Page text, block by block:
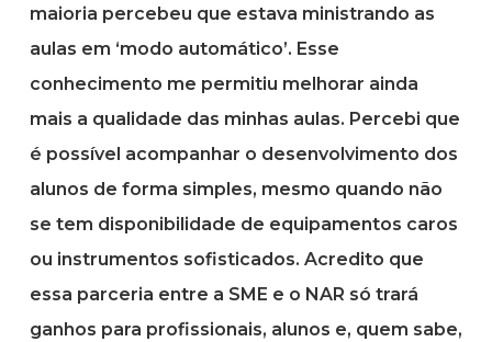
maioria percebeu que estava ministrando as
aulas em ‘modo automático’. Esse
conhecimento me permitiu melhorar ainda
mais a qualidade das minhas aulas. Percebi que
é possível acompanhar o desenvolvimento dos
alunos de forma simples, mesmo quando não
se tem disponibilidade de equipamentos caros
ou instrumentos sofisticados. Acredito que
essa parceria entre a SME e o NAR só trará
ganhos para profissionais, alunos e, quem sabe,